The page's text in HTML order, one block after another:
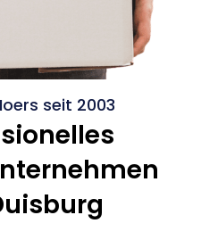
seit 2003